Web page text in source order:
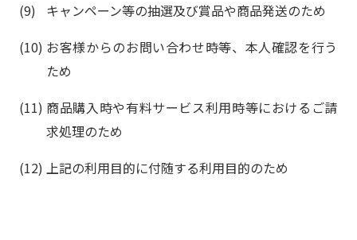
キャンペーン等の抽選及び賞品や商品発送のため
お客様からのお問い合わせ時等、本人確認を行う
ため
商品購入時や有料サービス利用時等におけるご請
求処理のため
上記の利用目的に付随する利用目的のため